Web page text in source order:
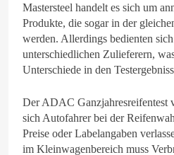
Mastersteel handelt es sich um
Produkte, die sogar in der
werden. Allerdings bedienten
unterschiedlichen Zulieferern,
Unterschiede in den
Der ADAC Ganzjahresreifentest
sich Autofahrer bei der
Preise oder Labelangaben
im Kleinwagenbereich muss